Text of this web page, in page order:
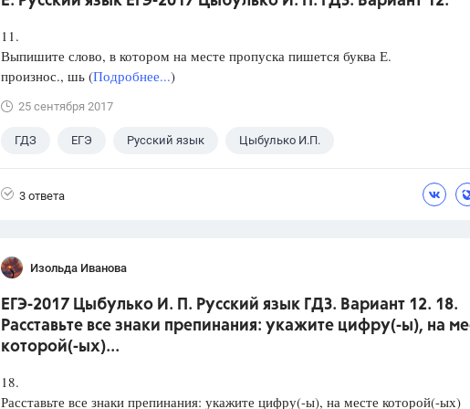
11.
Выпишите слово, в котором на месте пропуска пишется буква Е.
произнос., шь (Подробнее...)
25 сентября 2017
ГДЗ ЕГЭ Русский язык Цыбулько И.П.
3 ответа
Изольда Иванова
ЕГЭ-2017 Цыбулько И. П. Русский язык ГДЗ. Вариант 12. 18.
Расставьте все знаки препинания: укажите цифру(-ы), на
которой(-ых)...
18.
Расставьте все знаки препинания: укажите цифру(-ы), на месте которой(-ых)